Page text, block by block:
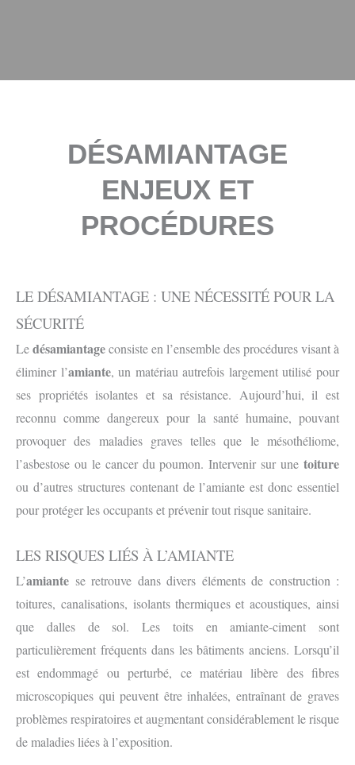
DÉSAMIANTAGE
ENJEUX ET
PROCÉDURES
LE DÉSAMIANTAGE : UNE NÉCESSITÉ POUR LA
SÉCURITÉ
Ledésamiantageconsiste en l’ensemble des procédures visant à
éliminer l’amiante, un matériau autrefois largement utilisé pour
ses propriétés isolantes et sa résistance. Aujourd’hui, il est
reconnu comme dangereux pour la santé humaine, pouvant
provoquer des maladies graves telles que le mésothéliome,
l’asbestose ou le cancer du poumon. Intervenir sur une toiture
ou d’autres structures contenant de l’amiante est donc essentiel
pour protéger les occupants et prévenir tout risque sanitaire.
LES RISQUES LIÉS À L’AMIANTE
L’amiante se retrouve dans divers éléments de construction :
toitures, canalisations, isolants thermiques et acoustiques, ainsi
que dalles de sol. Les toits en amiante-ciment sont
particulièrement fréquents dans les bâtiments anciens. Lorsqu’il
est endommagé ou perturbé, ce matériau libère des fibres
microscopiques qui peuvent être inhalées, entraînant de graves
problèmes respiratoires et augmentant considérablement le risque
de maladies liées à l’exposition.